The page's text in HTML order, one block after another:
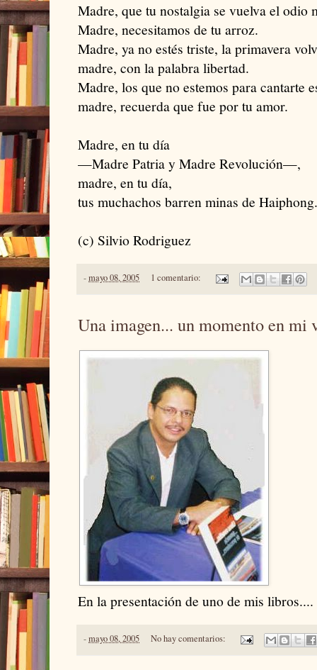
Madre, que tu nostalgia se vuelva el odio
Madre, necesitamos de tu arroz.
Madre, ya no estés triste, la primavera
madre, con la palabra libertad.
Madre, los que no estemos para cantarte
madre, recuerda que fue por tu amor.
Madre, en tu día
—Madre Patria y Madre Revolución—,
madre, en tu día,
tus muchachos barren minas de Haiphong.
(c) Silvio Rodriguez
-mayo 08, 2005 1 comentario:
Una imagen... un momento en mi
En la presentación de uno de mis libros....
-mayo 08, 2005 No hay comentarios: